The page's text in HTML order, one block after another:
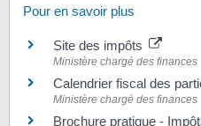
Pour en savoir plus
Site des impôts
Ministère chargé des finances
Calendrier fiscal des
Ministère chargé des finances
Brochure pratique -